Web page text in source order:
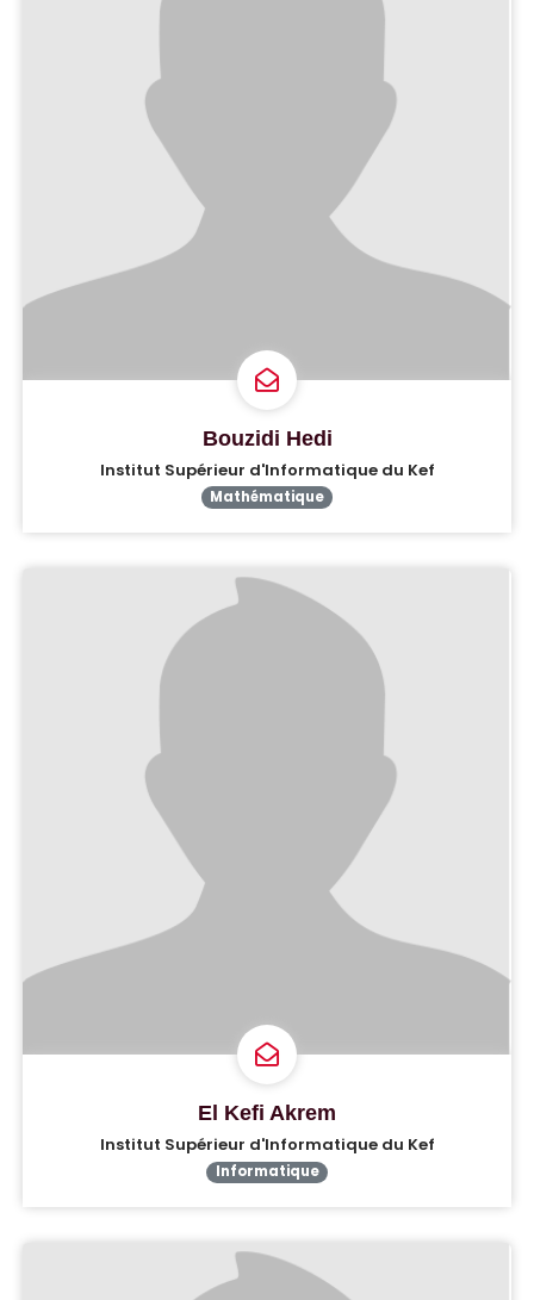
Bouzidi Hedi
Institut Supérieur d'Informatique du Kef
Mathématique
El Kefi Akrem
Institut Supérieur d'Informatique du Kef
Informatique